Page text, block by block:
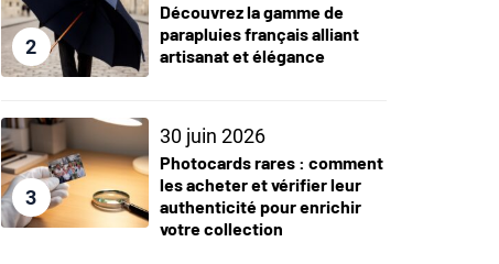
2
Découvrez la gamme de
parapluies français alliant
artisanat et élégance
3
30 juin 2026
Photocards rares : comment
les acheter et vérifier leur
authenticité pour enrichir
votre collection